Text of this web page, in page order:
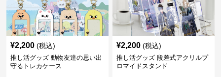
¥2,200 (税込)
推し活グッズ 動物友達の思い出
守るトレカケース
¥2,200 (税込)
推し活グッズ 段差式アクリルプ
ロマイドスタンド